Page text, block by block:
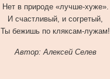
Нет в природе «лучше-хуже».
И счастливый, и согретый,
Ты бежишь по кляксам-лужам!
Автор: Алексей Селев